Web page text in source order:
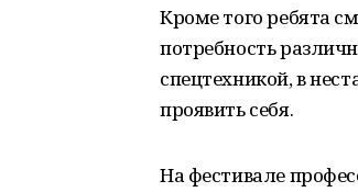
Кроме того ребята
потребность
спецтехникой, в
проявить себя.
На фестивале